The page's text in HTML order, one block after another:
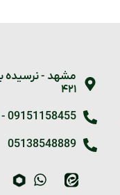
۴۲۱
09151158455
-
05138548889